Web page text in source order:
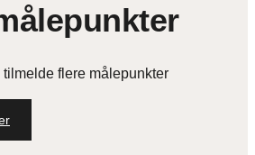
flere målepunkter